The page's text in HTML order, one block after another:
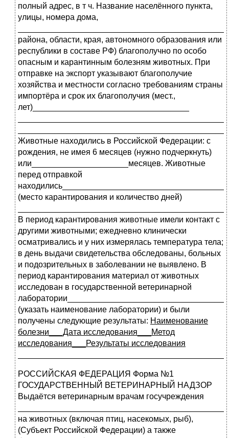
полный адрес, в т ч. Название населённого пункта,
улицы, номера дома,
района, области, края, автономного образования или
республики в составе РФ) благополучно по особо
опасным и карантинным болезням животных. При
отправке на экспорт указывают благополучие
хозяйства и местности согласно требованиям страны
импортёра и срок их благополучия (мест.,
лет)__________________________________
Животные находились в Российской Федерации: с
рождения, не имея 6 месяцев (нужно подчеркнуть)
или_____________________месяцев. Животные
перед отправкой
(место карантирования и количество дней)
В период карантирования животные имели контакт с
другими животными; ежедневно клинически
осматривались и у них измерялась температура тела;
в день выдачи свидетельства обследованы, больных
и подозрительных в заболевании не выявлено. В
период карантирования материал от животных
исследован в государственной ветеринарной
(указать наименование лаборатории) и были
получены следующие результаты: Наименование
болезни___Дата исследования___Метод
исследования___Результаты исследования
РОССИЙСКАЯ ФЕДЕРАЦИЯ Форма №1
ГОСУДАРСТВЕННЫЙ ВЕТЕРИНАРНЫЙ НАДЗОР
Выдаётся ветеринарным врачам госучреждения
на животных (включая птиц, насекомых, рыб),
(Субъект Российской Федерации) а также